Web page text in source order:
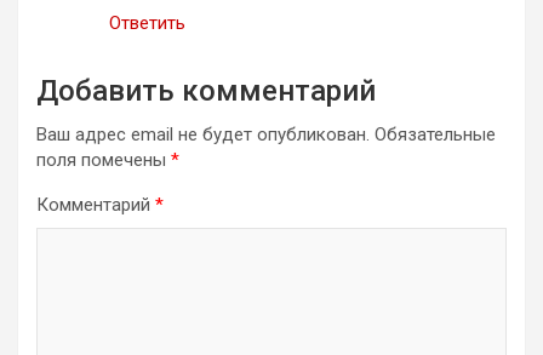
Ответить
Добавить комментарий
Ваш адрес email не будет опубликован. Обязательные
поля помечены *
Комментарий *